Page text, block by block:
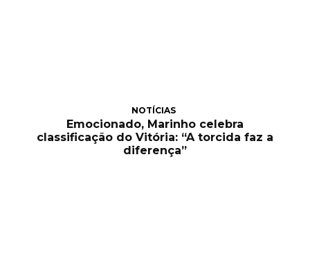
NOTÍCIAS
Emocionado, Marinho celebra
classificação do Vitória: “A torcida faz a
diferença”